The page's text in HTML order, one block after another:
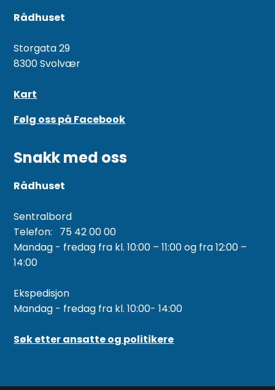
Rådhuset
Storgata 29
8300 Svolvær
Kart
Følg oss på Facebook
Snakk med oss
Rådhuset
Sentralbord
Telefon: 75 42 00 00
Mandag - fredag fra kl. 10:00 – 11:00 og fra 12:00 –
14:00
Ekspedisjon
Mandag - fredag fra kl. 10:00- 14:00
Søk etter ansatte og politikere